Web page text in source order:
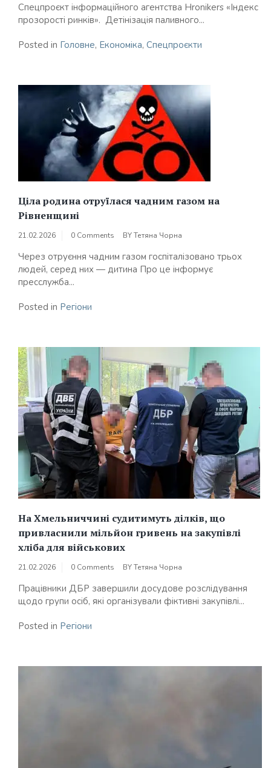
Спецпроєкт інформаційного агентства Hronikers «Індекс
прозорості ринків». Детінізація паливного...
Posted in Головне, Економіка, Спецпроєкти
Ціла родина отруїлася чадним газом на
Рівненщині
21.02.2026 0 Comments BYТетяна Чорна
Через отруєння чадним газом госпіталізовано трьох
людей, серед них — дитина Про це інформує
пресслужба...
Posted in Регіони
На Хмельниччині судитимуть ділків, що
привласнили мільйон гривень на закупівлі
хліба для військових
21.02.2026 0 Comments BYТетяна Чорна
Працівники ДБР завершили досудове розслідування
щодо групи осіб, які організували фіктивні закупівлі...
Posted in Регіони